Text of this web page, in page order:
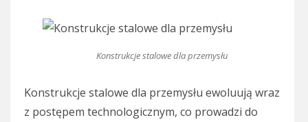
Konstrukcje stalowe dla przemysłu
Konstrukcje stalowe dla przemysłu ewoluują wraz
z postępem technologicznym, co prowadzi do